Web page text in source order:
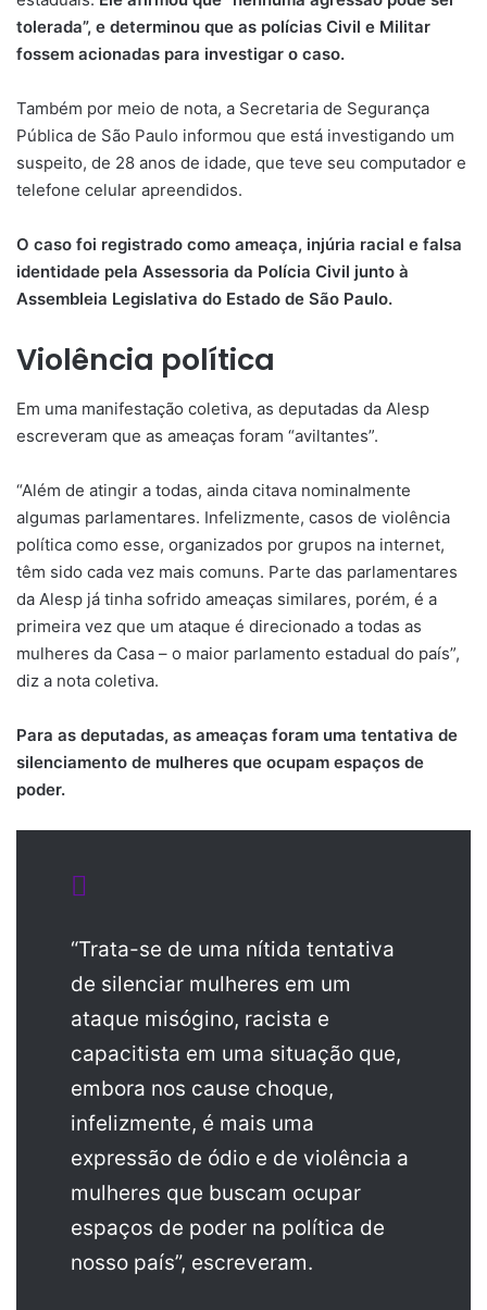
tolerada”, e determinou que as polícias Civil e Militar
fossem acionadas para investigar o caso.
Também por meio de nota, a Secretaria de Segurança
Pública de São Paulo informou que está investigando um
suspeito, de 28 anos de idade, que teve seu computador e
telefone celular apreendidos.
O caso foi registrado como ameaça, injúria racial e falsa
identidade pela Assessoria da Polícia Civil junto à
Assembleia Legislativa do Estado de São Paulo.
Violência política
Em uma manifestação coletiva, as deputadas da Alesp
escreveram que as ameaças foram “aviltantes”.
“Além de atingir a todas, ainda citava nominalmente
algumas parlamentares. Infelizmente, casos de violência
política como esse, organizados por grupos na internet,
têm sido cada vez mais comuns. Parte das parlamentares
da Alesp já tinha sofrido ameaças similares, porém, é a
primeira vez que um ataque é direcionado a todas as
mulheres da Casa – o maior parlamento estadual do país”,
diz a nota coletiva.
Para as deputadas, as ameaças foram uma tentativa de
silenciamento de mulheres que ocupam espaços de
poder.
“Trata-se de uma nítida tentativa
de silenciar mulheres em um
ataque misógino, racista e
capacitista em uma situação que,
embora nos cause choque,
infelizmente, é mais uma
expressão de ódio e de violência a
mulheres que buscam ocupar
espaços de poder na política de
nosso país”, escreveram.